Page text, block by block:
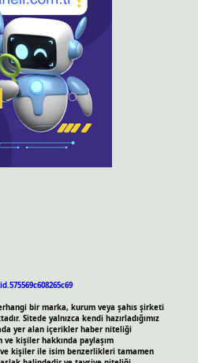
bir marka, kurum veya şahıs şirketi
Sitede yalnızca kendi hazırladığımız
yer alan içerikler haber niteliği
kişiler hakkında paylaşım
ve kişiler ile isim benzerlikleri tamamen